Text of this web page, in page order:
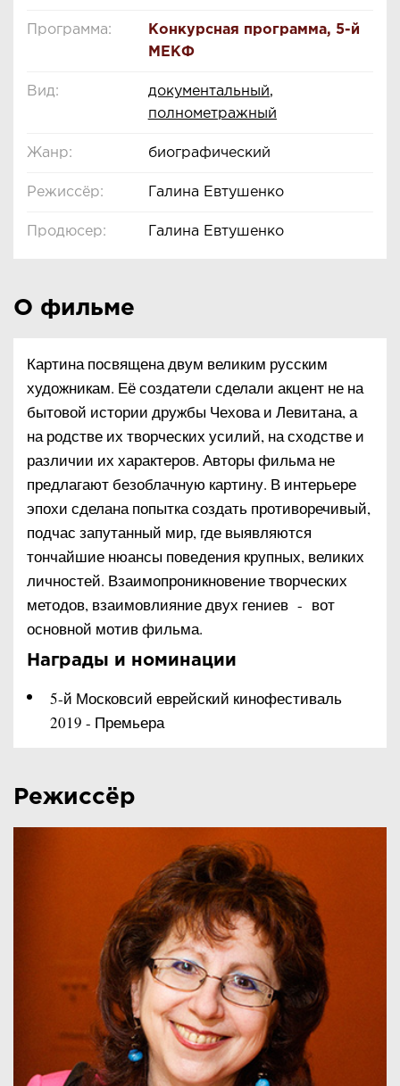
Программа: Конкурсная программа, 5-й
МЕКФ
Вид: документальный,
полнометражный
Жанр: биографический
Режиссёр: Галина Евтушенко
Продюсер: Галина Евтушенко
О фильме
Картина посвящена двум великим русским
художникам. Её создатели сделали акцент не на
бытовой истории дружбы Чехова и Левитана, а
на родстве их творческих усилий, на сходстве и
различии их характеров. Авторы фильма не
предлагают безоблачную картину. В интерьере
эпохи сделана попытка создать противоречивый,
подчас запутанный мир, где выявляются
тончайшие нюансы поведения крупных, великих
личностей. Взаимопроникновение творческих
методов, взаимовлияние двух гениев - вот
основной мотив фильма.
Награды и номинации
5-й Московсий еврейский кинофестиваль
2019 - Премьера
Режиссёр